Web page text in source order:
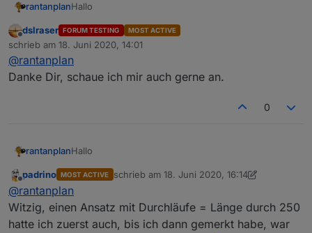
rantanplanHallo
Probiert es doch mal so.
Da ich kein ALEXA habe, kann ich nicht überprüfen
welche Variante bessere Ergebnisse liefert.
Spoiler
Offline
dslraser FORUM TESTING MOST ACTIVE
schrieb am 18. Juni 2020, 14:01
zuletzt editiert von
@rantanplan
Danke Dir, schaue ich mir auch gerne an.
0
rantanplanHallo
Probiert es doch mal so.
Da ich kein ALEXA habe, kann ich nicht überprüfen
welche Variante bessere Ergebnisse liefert.
Spoiler
Offline
padrino MOST ACTIVE schrieb am 18. Juni 2020, 16:14
zuletzt editiert von padrino
@rantanplan
Witzig, einen Ansatz mit Durchläufe = Länge durch 250
hatte ich zuerst auch, bis ich dann gemerkt habe, war